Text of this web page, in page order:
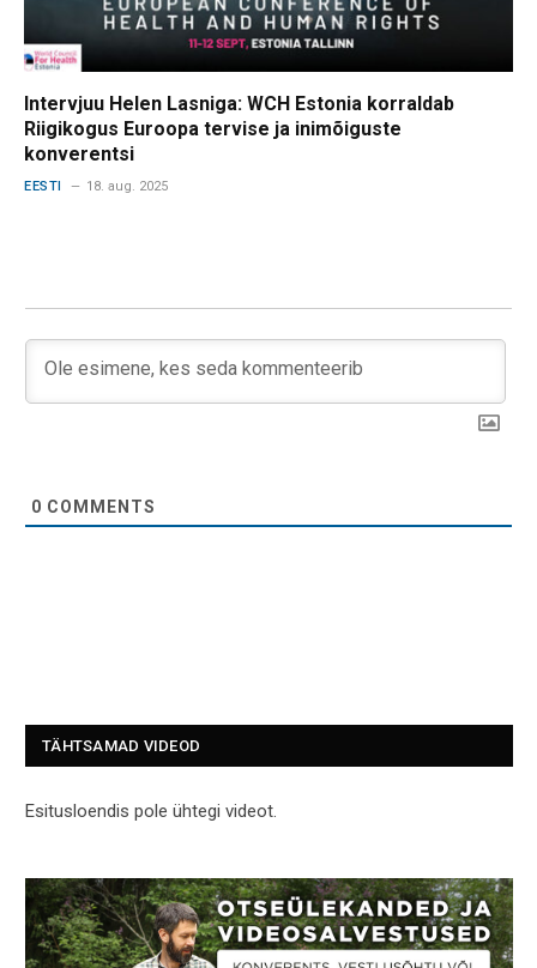
Intervjuu Helen Lasniga: WCH Estonia korraldab
Riigikogus Euroopa tervise ja inimõiguste
konverentsi
EESTI 18. aug. 2025
0 COMMENTS
TÄHTSAMAD VIDEOD
Esitusloendis pole ühtegi videot.